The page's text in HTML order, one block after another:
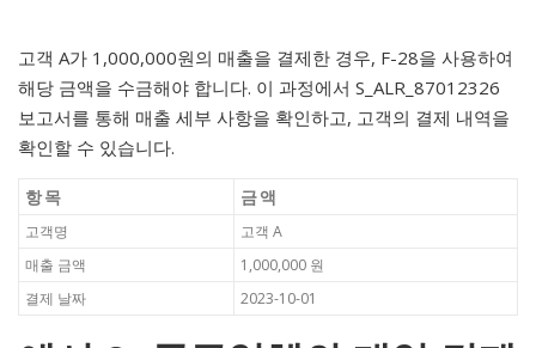
고객 A가 1,000,000원의 매출을 결제한 경우, F-28을 사용하여
해당 금액을 수금해야 합니다. 이 과정에서 S_ALR_87012326
보고서를 통해 매출 세부 사항을 확인하고, 고객의 결제 내역을
확인할 수 있습니다.
항목 금액
고객명
고객 A
매출 금액
1,000,000 원
결제 날짜
2023-10-01